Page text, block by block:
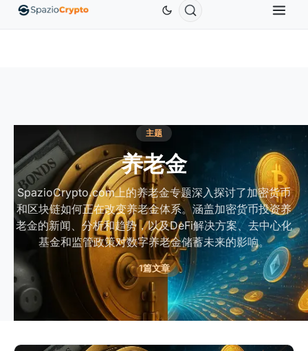
↑1.10% EthereumETH ↑1.90% Tether ↑0.00%
主题
养老金
SpazioCrypto.com上的养老金专题深入探讨了加密货币
和区块链如何正在改变养老金体系。涵盖加密货币投资养
老金的新闻、分析和趋势，以及DeFi解决方案、去中心化
基金和监管政策对数字养老金储蓄未来的影响。
1篇文章